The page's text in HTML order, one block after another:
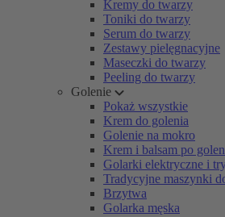
Kremy do twarzy
Toniki do twarzy
Serum do twarzy
Zestawy pielęgnacyjne
Maseczki do twarzy
Peeling do twarzy
Golenie
Pokaż wszystkie
Krem do golenia
Golenie na mokro
Krem i balsam po
Golarki elektryczne i
Tradycyjne maszynki
Brzytwa
Golarka męska